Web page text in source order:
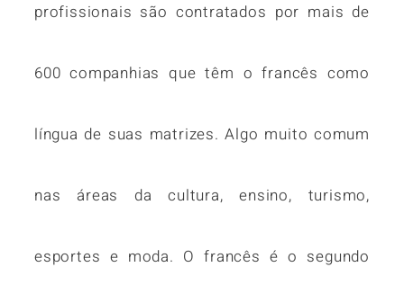
profissionais são contratados por mais de
600 companhias que têm o francês como
língua de suas matrizes. Algo muito comum
nas áreas da cultura, ensino, turismo,
esportes e moda. O francês é o segundo